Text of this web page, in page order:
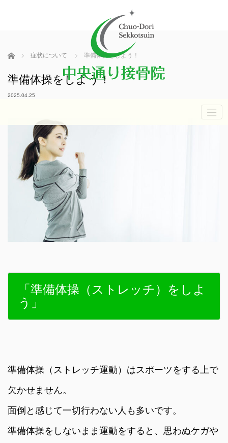
ホーム 症状について 準備体操をしよう！
準備体操をしよう！
2025.04.25
「準備体操（ストレッチ）をしよ
う」
準備体操（ストレッチ運動）はスポーツをする上で
欠かせません。
面倒と感じて一切行わない人も多いです。
準備体操をしないまま運動をすると、思わぬケガや